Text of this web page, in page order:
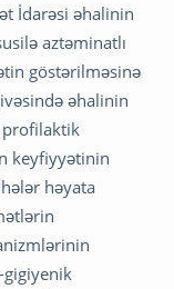
İdarəsi əhalinin
aztəminatlı
göstərilməsinə
əhalinin
profilaktik
keyfiyyətinin
həyata